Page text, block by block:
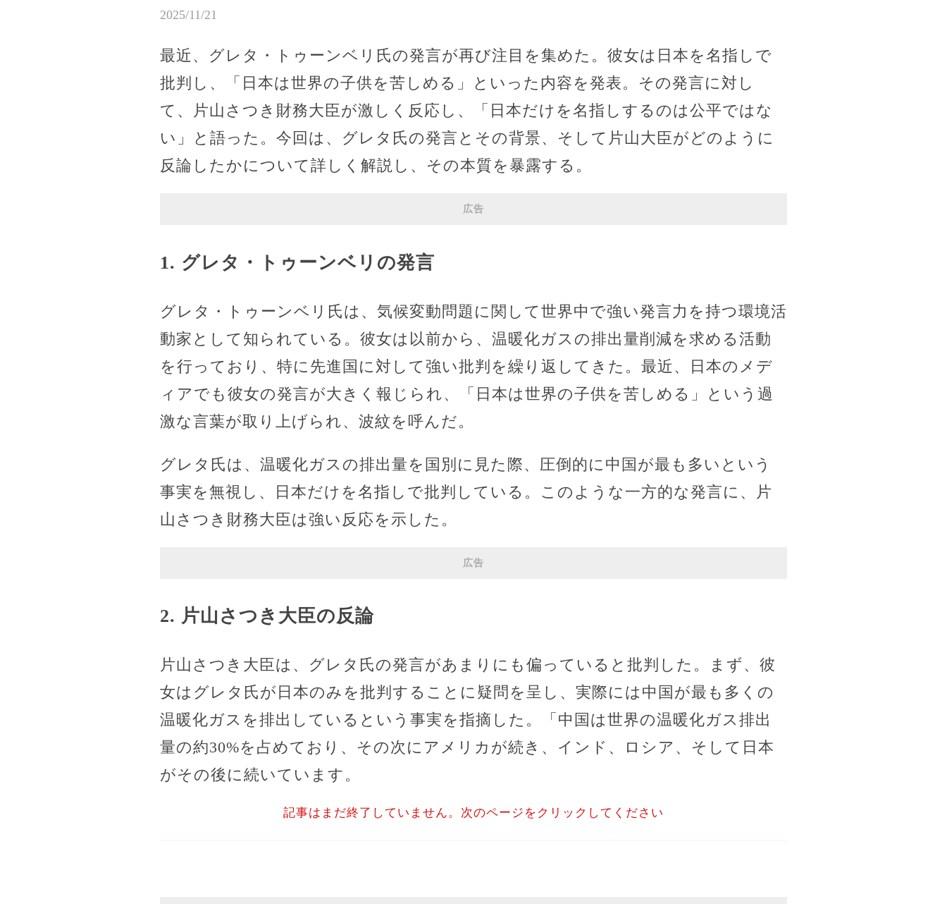
2025/11/21
最近、グレタ・トゥーンベリ氏の発言が再び注目を集めた。彼女は日本を名指しで
批判し、「日本は世界の子供を苦しめる」といった内容を発表。その発言に対し
て、片山さつき財務大臣が激しく反応し、「日本だけを名指しするのは公平ではな
い」と語った。今回は、グレタ氏の発言とその背景、そして片山大臣がどのように
反論したかについて詳しく解説し、その本質を暴露する。
広告
1. グレタ・トゥーンベリの発言
グレタ・トゥーンベリ氏は、気候変動問題に関して世界中で強い発言力を持つ環境活
動家として知られている。彼女は以前から、温暖化ガスの排出量削減を求める活動
を行っており、特に先進国に対して強い批判を繰り返してきた。最近、日本のメデ
ィアでも彼女の発言が大きく報じられ、「日本は世界の子供を苦しめる」という過
激な言葉が取り上げられ、波紋を呼んだ。
グレタ氏は、温暖化ガスの排出量を国別に見た際、圧倒的に中国が最も多いという
事実を無視し、日本だけを名指しで批判している。このような一方的な発言に、片
山さつき財務大臣は強い反応を示した。
広告
2. 片山さつき大臣の反論
片山さつき大臣は、グレタ氏の発言があまりにも偏っていると批判した。まず、彼
女はグレタ氏が日本のみを批判することに疑問を呈し、実際には中国が最も多くの
温暖化ガスを排出しているという事実を指摘した。「中国は世界の温暖化ガス排出
量の約30%を占めており、その次にアメリカが続き、インド、ロシア、そして日本
がその後に続いています。
記事はまだ終了していません。次のページをクリックしてください